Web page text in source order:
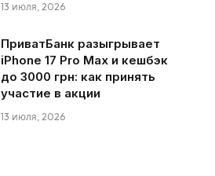
13 июля, 2026
ПриватБанк разыгрывает
iPhone 17 Pro Max и кешбэк
до 3000 грн: как принять
участие в акции
13 июля, 2026